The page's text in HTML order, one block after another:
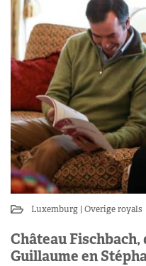
Luxemburg Overige royals
Château
Guillaume en